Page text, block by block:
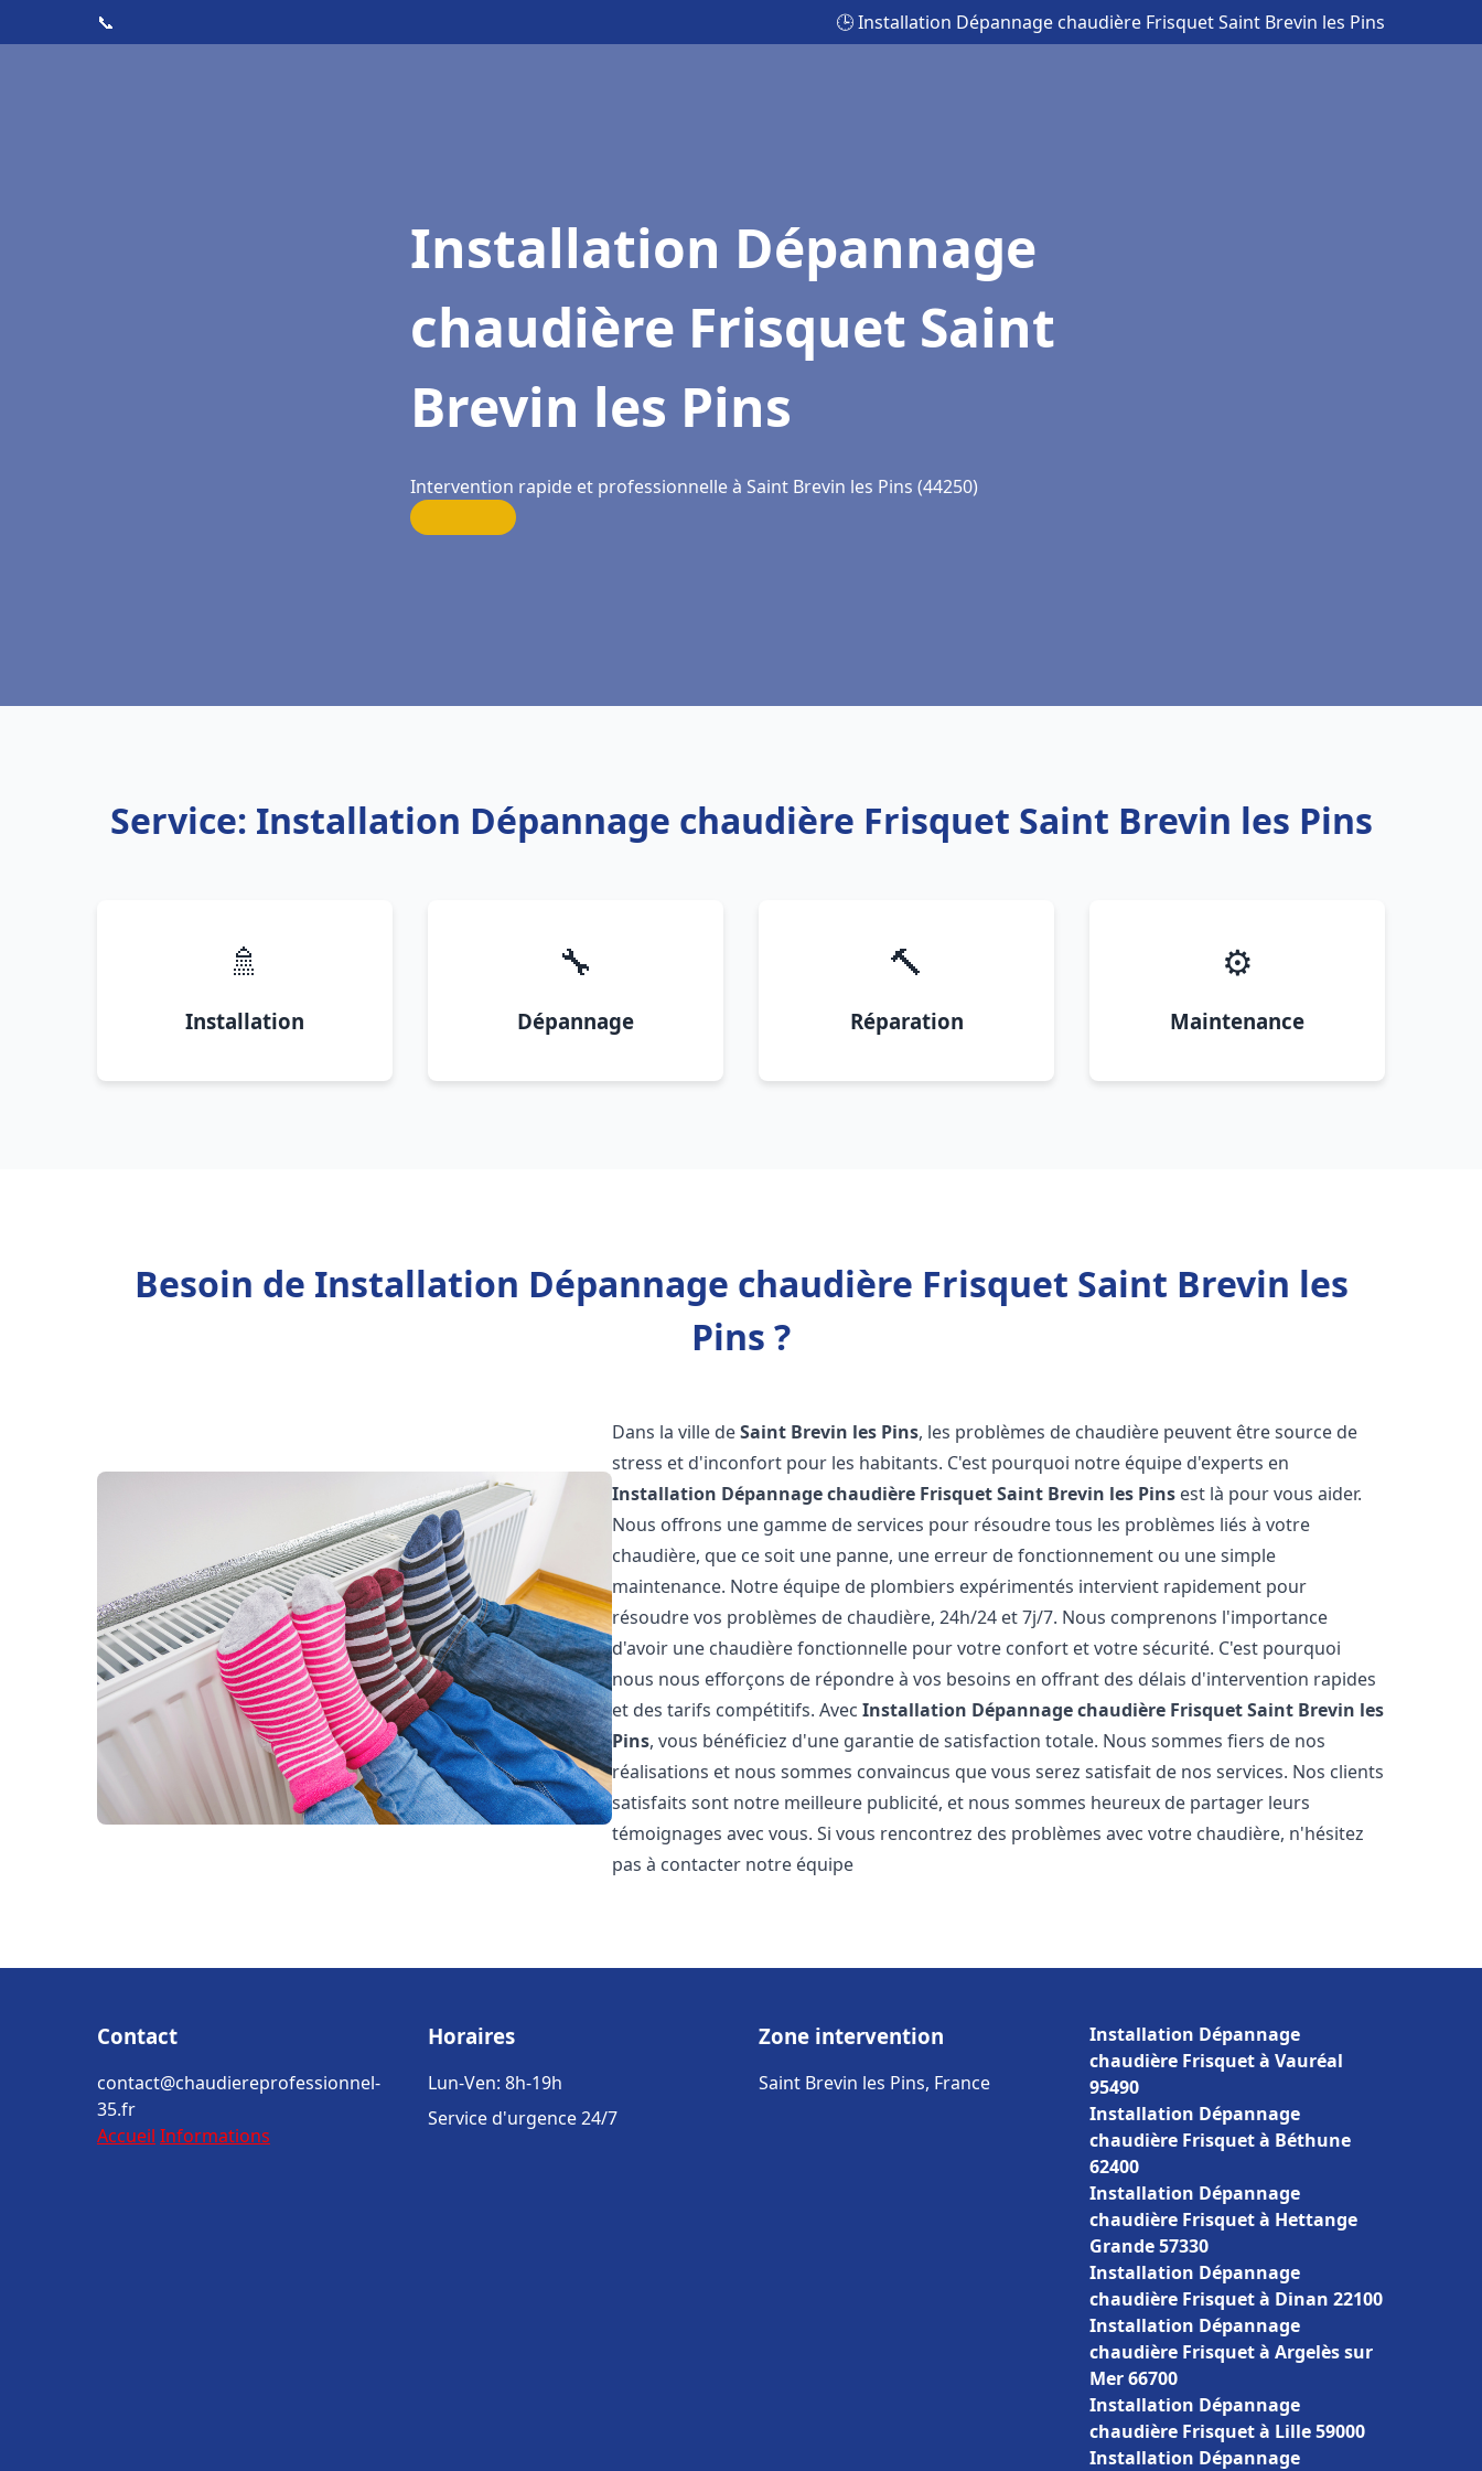
📞 🕒 Installation Dépannage chaudière Frisquet Saint Brevin les Pins
Installation Dépannage
chaudière Frisquet Saint
Brevin les Pins
Intervention rapide et professionnelle à Saint Brevin les Pins (44250)
Service: Installation Dépannage chaudière Frisquet Saint Brevin les Pins
🚿
Installation
🔧
Dépannage
🔨
Réparation
⚙️
Maintenance
Besoin de Installation Dépannage chaudière Frisquet Saint Brevin les
Pins ?
Dans la ville deSaint Brevin les Pins, les problèmes de chaudière peuvent être source de
stress et d'inconfort pour les habitants. C'est pourquoi notre équipe d'experts en
Installation Dépannage chaudière FrisquetSaint Brevin les Pins est là pour vous aider.
Nous offrons une gamme de services pour résoudre tous les problèmes liés à votre
chaudière, que ce soit une panne, une erreur de fonctionnement ou une simple
maintenance. Notre équipe de plombiers expérimentés intervient rapidement pour
résoudre vos problèmes de chaudière, 24h/24 et 7j/7. Nous comprenons l'importance
d'avoir une chaudière fonctionnelle pour votre confort et votre sécurité. C'est pourquoi
nous nous efforçons de répondre à vos besoins en offrant des délais d'intervention rapides
et des tarifs compétitifs. AvecInstallation Dépannage chaudière FrisquetSaint Brevin les
Pins, vous bénéficiez d'une garantie de satisfaction totale. Nous sommes fiers de nos
réalisations et nous sommes convaincus que vous serez satisfait de nos services. Nos clients
satisfaits sont notre meilleure publicité, et nous sommes heureux de partager leurs
témoignages avec vous. Si vous rencontrez des problèmes avec votre chaudière, n'hésitez
pas à contacter notre équipe
Contact
contact@chaudiereprofessionnel-
35.fr
Accueil Informations
Horaires
Lun-Ven: 8h-19h
Service d'urgence 24/7
Zone intervention
Saint Brevin les Pins, France
Installation Dépannage
chaudière Frisquet à Vauréal
95490
Installation Dépannage
chaudière Frisquet à Béthune
62400
Installation Dépannage
chaudière Frisquet à Hettange
Grande 57330
Installation Dépannage
chaudière Frisquet à Dinan 22100
Installation Dépannage
chaudière Frisquet à Argelès sur
Mer 66700
Installation Dépannage
chaudière Frisquet à Lille 59000
Installation Dépannage